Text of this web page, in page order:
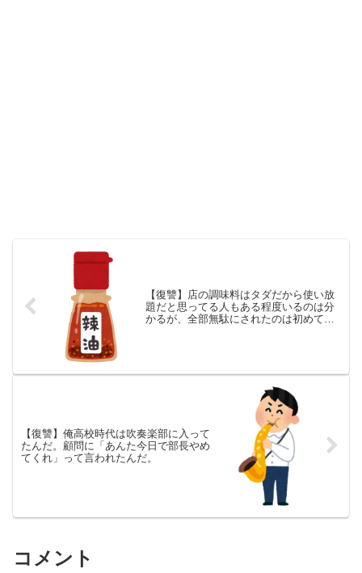
【復讐】店の調味料はタダだから使い放
題だと思ってる人もある程度いるのは分
かるが、全部無駄にされたのは初めてだ
【復讐】俺高校時代は吹奏楽部に入って
たんだ。顧問に「あんた今日で部長やめ
てくれ」って言われたんだ。
コメント